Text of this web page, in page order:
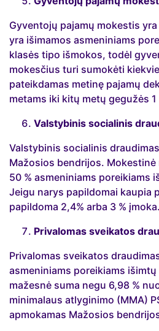
Gyventojų pajamų mokestis
yra išimamos asmeniniams
klasės tipo išmokos, todėl
mokesčius turi sumokėti
pateikdamas metinę pajamų
metams iki kitų metų gegužės 1
Valstybinis socialinis
Valstybinis socialinis
Mažosios bendrijos. Mokestinė
50 % asmeniniams poreikiams
Jeigu narys papildomai kaupia
papildoma 2,4% arba 3 % įmoka.
Privalomas sveikatos
Privalomas sveikatos
asmeniniams poreikiams
mažesnė suma negu 6,98 %
minimalaus atlyginimo (MMA)
apmokamas Mažosios